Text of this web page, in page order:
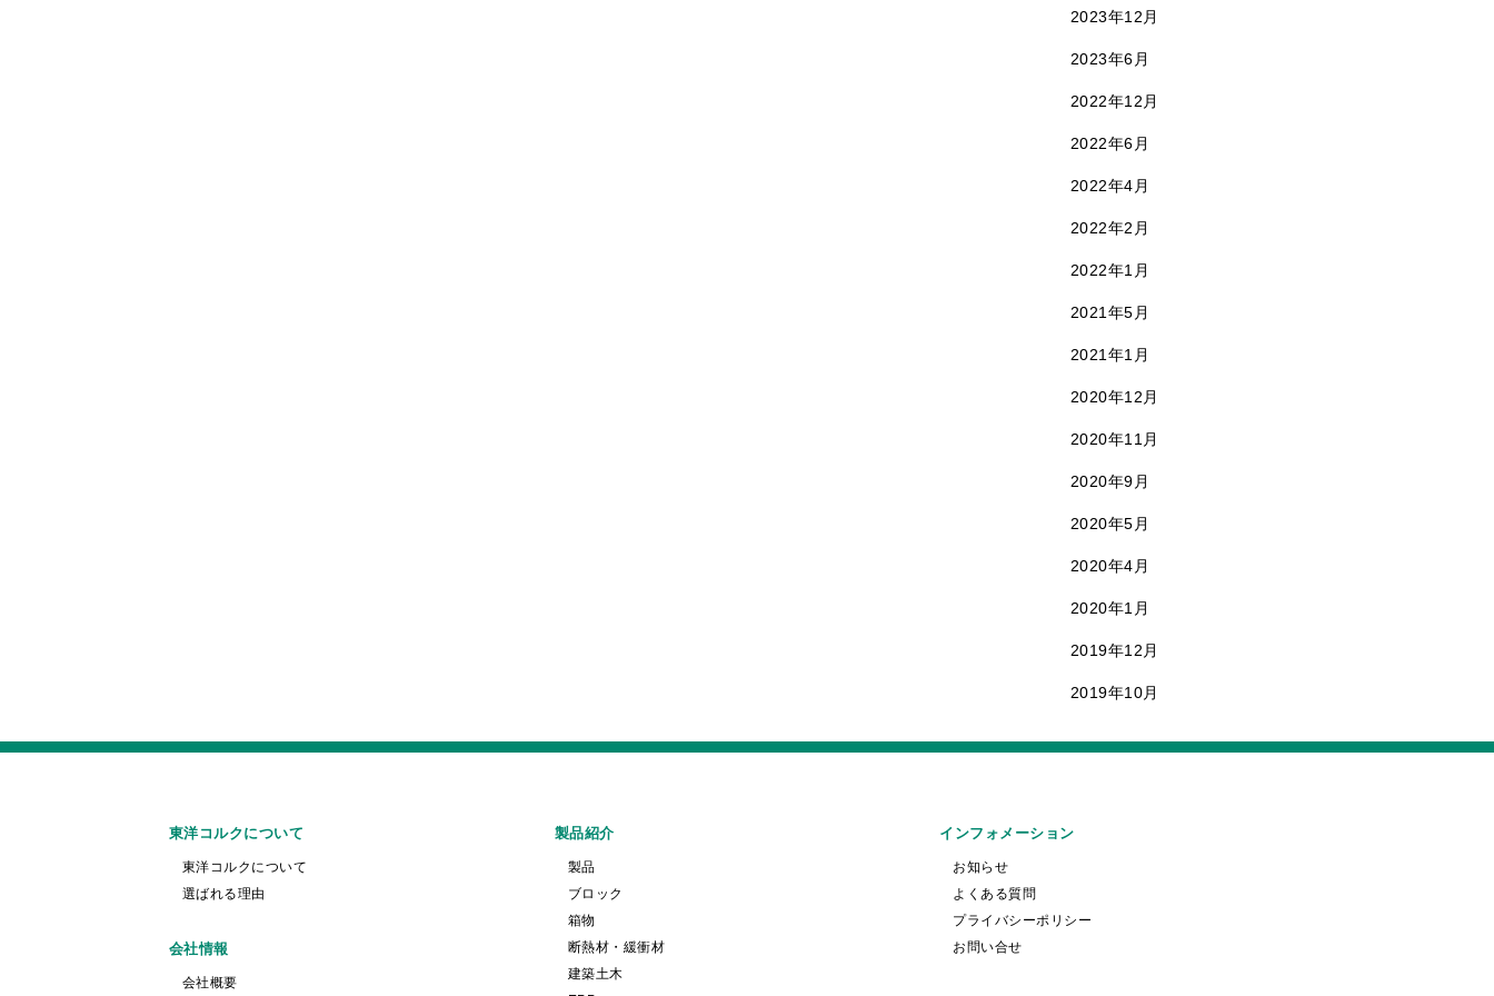
2023年12月
2023年6月
2022年12月
2022年6月
2022年4月
2022年2月
2022年1月
2021年5月
2021年1月
2020年12月
2020年11月
2020年9月
2020年5月
2020年4月
2020年1月
2019年12月
2019年10月
東洋コルクについて
東洋コルクについて
選ばれる理由
会社情報
会社概要
製品紹介
製品
ブロック
箱物
断熱材・緩衝材
建築土木
インフォメーション
お知らせ
よくある質問
プライバシーポリシー
お問い合せ